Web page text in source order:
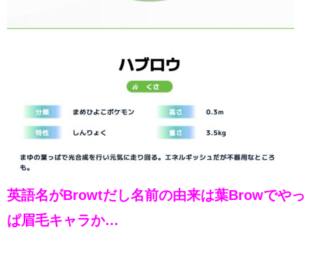
英語名がBrowtだし名前の由来は葉Browでやっ
ぱ眉毛キャラか…